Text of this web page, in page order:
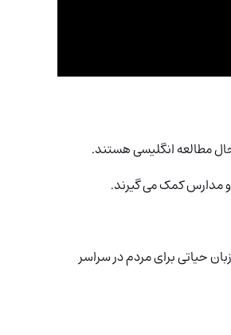
مطالعه انگلیسی هستند.
مدارس کمک می گیرند.
حیاتی برای مردم در سراسر